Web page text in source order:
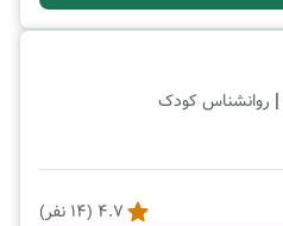
| روانشناس کودک
4.7
(
14 نفر)